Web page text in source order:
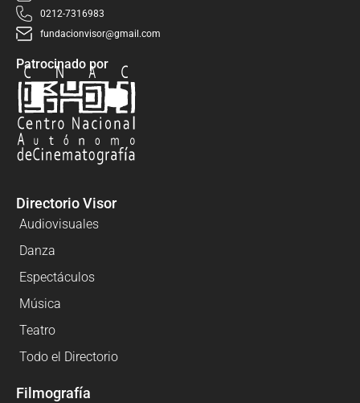
0212-7316983
fundacionvisor@gmail.com
Patrocinado por
Directorio Visor
Audiovisuales
Danza
Espectáculos
Música
Teatro
Todo el Directorio
Filmografía